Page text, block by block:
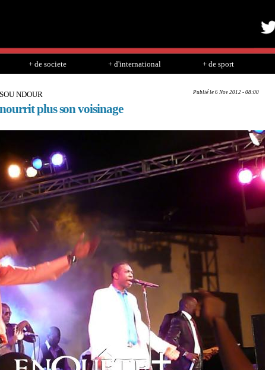
+ de societe + d'international + de sport
Publié le 6 Nov 2012 - 08:00
NDOUR
plus son voisinage